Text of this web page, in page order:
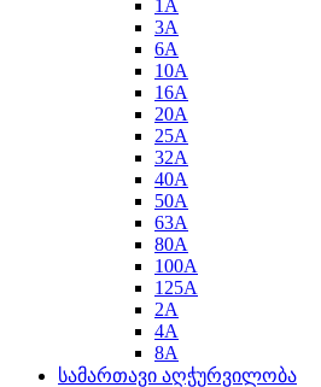
1A
3A
6A
10A
16A
20A
25A
32A
40A
50A
63A
80A
100A
125A
2A
4A
8A
სამართავი აღჭურვილობა